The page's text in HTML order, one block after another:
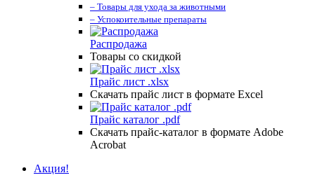
– Товары для ухода за животными
– Успокоительные препараты
Распродажа
Товары со скидкой
Прайс лист .xlsx
Скачать прайс лист в формате Excel
Прайс каталог .pdf
Скачать прайс-каталог в формате Adobe
Acrobat
Акция!